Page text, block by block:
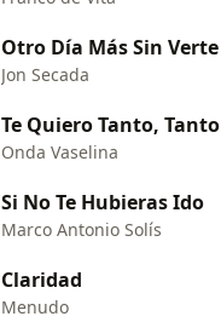
Otro Día Más Sin Verte
Jon Secada
Te Quiero Tanto, Tanto
Onda Vaselina
Si No Te Hubieras Ido
Marco Antonio Solís
Claridad
Menudo